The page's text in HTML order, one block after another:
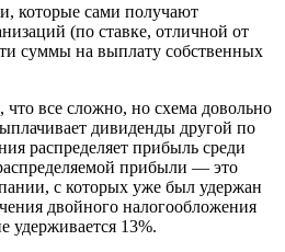
которые сами получают
(по ставке, отличной от
суммы на выплату собственных
что все сложно, но схема довольно
дивиденды другой по
распределяет прибыль среди
прибыли — это
с которых уже был удержан
двойного налогообложения
удерживается 13%.